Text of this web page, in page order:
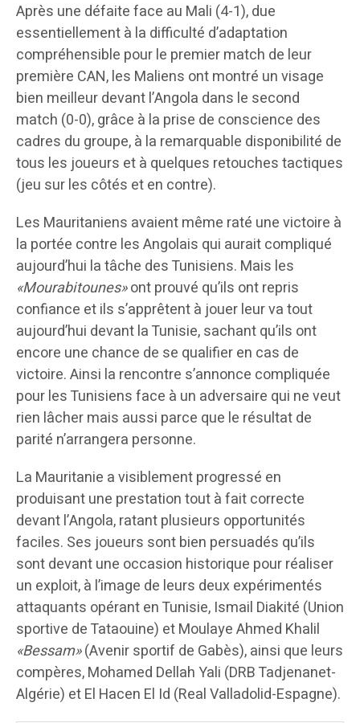
Après une défaite face au Mali (4-1), due
essentiellement à la difficulté d’adaptation
compréhensible pour le premier match de leur
première CAN, les Maliens ont montré un visage
bien meilleur devant l’Angola dans le second
match (0-0), grâce à la prise de conscience des
cadres du groupe, à la remarquable disponibilité de
tous les joueurs et à quelques retouches tactiques
(jeu sur les côtés et en contre).
Les Mauritaniens avaient même raté une victoire à
la portée contre les Angolais qui aurait compliqué
aujourd’hui la tâche des Tunisiens. Mais les
«Mourabitounes»ont prouvé qu’ils ont repris
confiance et ils s’apprêtent à jouer leur va tout
aujourd’hui devant la Tunisie, sachant qu’ils ont
encore une chance de se qualifier en cas de
victoire. Ainsi la rencontre s’annonce compliquée
pour les Tunisiens face à un adversaire qui ne veut
rien lâcher mais aussi parce que le résultat de
parité n’arrangera personne.
La Mauritanie a visiblement progressé en
produisant une prestation tout à fait correcte
devant l’Angola, ratant plusieurs opportunités
faciles. Ses joueurs sont bien persuadés qu’ils
sont devant une occasion historique pour réaliser
un exploit, à l’image de leurs deux expérimentés
attaquants opérant en Tunisie, Ismail Diakité (Union
sportive de Tataouine) et Moulaye Ahmed Khalil
«Bessam»(Avenir sportif de Gabès), ainsi que leurs
compères, Mohamed Dellah Yali (DRB Tadjenanet-
Algérie) et El Hacen El Id (Real Valladolid-Espagne).